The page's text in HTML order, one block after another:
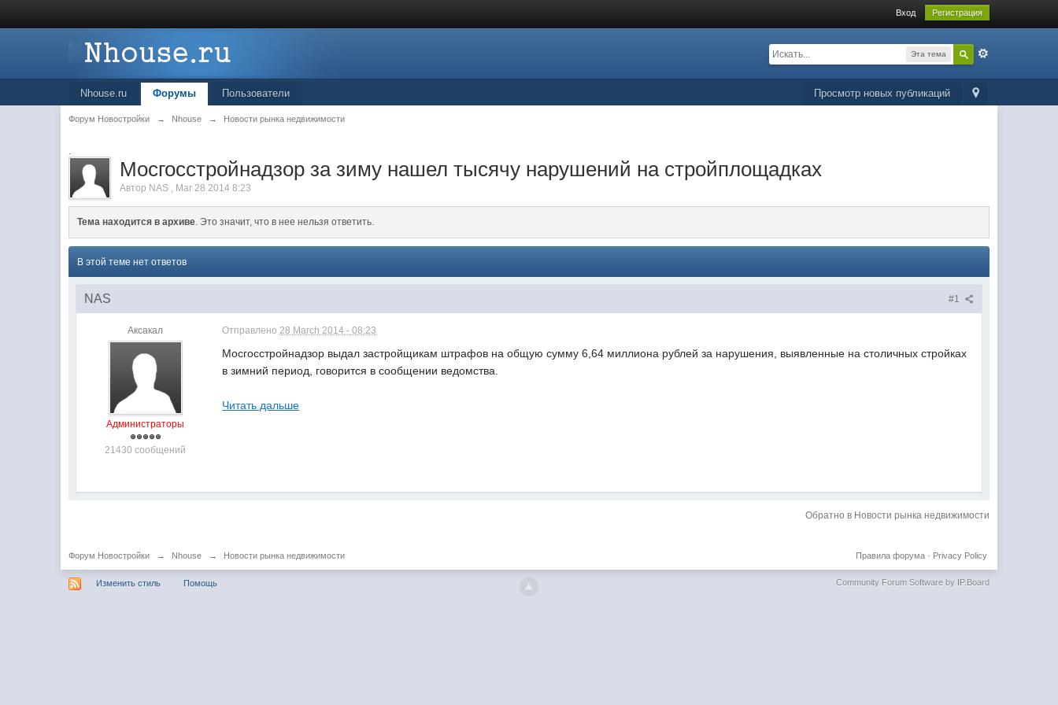
Вход Регистрация
Эта тема
Просмотр новых публикаций
Nhouse.ru Форумы Пользователи
Форум Новостройки → Nhouse → Новости рынка недвижимости
.
Мосгосстройнадзор за зиму нашел тысячу нарушений на стройплощадках
Автор NAS , Mar 28 2014 8:23
Тема находится в архиве. Это значит, что в нее нельзя ответить.
В этой теме нет ответов
#1
NAS
Аксакал
Администраторы
21430 сообщений
Отправлено28 March 2014 - 08:23
Мосгосстройнадзор выдал застройщикам штрафов на общую сумму 6,64 миллиона рублей за нарушения, выявленные на столичных стройках
в зимний период, говорится в сообщении ведомства.
Читать дальше
Обратно в Новости рынка недвижимости
Форум Новостройки → Nhouse → Новости рынка недвижимости Privacy Policy
Правила форума·
Изменить стиль Помощь Community Forum Software by IP.Board